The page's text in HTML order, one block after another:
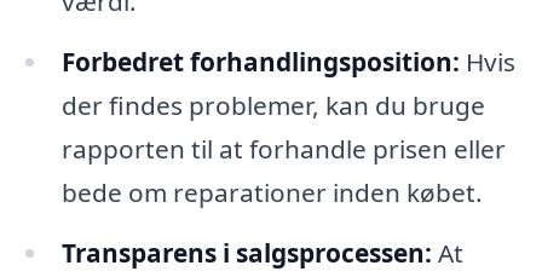
Forbedret forhandlingsposition: Hvis
der findes problemer, kan du bruge
rapporten til at forhandle prisen eller
bede om reparationer inden købet.
Transparens i salgsprocessen: At